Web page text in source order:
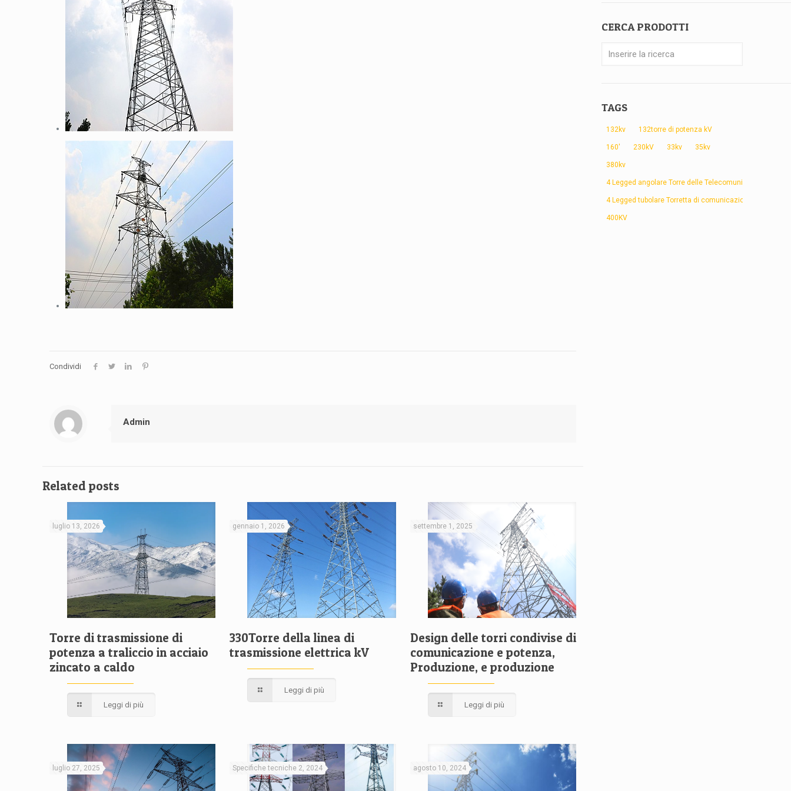
Condividi
Admin
Related posts
luglio 13, 2026
Torre di trasmissione di
potenza a traliccio in acciaio
zincato a caldo
Leggi di più
gennaio 1, 2026
330Torre della linea di
trasmissione elettrica kV
Leggi di più
settembre 1, 2025
Design delle torri condivise di
comunicazione e potenza,
Produzione, e produzione
Leggi di più
luglio 27, 2025 Specifiche tecniche 2, 2024 agosto 10, 2024
CERCA PRODOTTI
TAGS
132kv 132torre di potenza kV
160' 230kV 33kv 35kv
380kv
4 Legged angolare Torre delle Telecomunicazioni
4 Legged tubolare Torretta di comunicazione
400KV